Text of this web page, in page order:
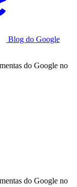
Blog do Google
do Google no
do Google no